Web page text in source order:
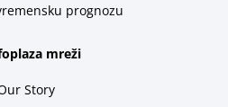
prognozu
mreži
Story